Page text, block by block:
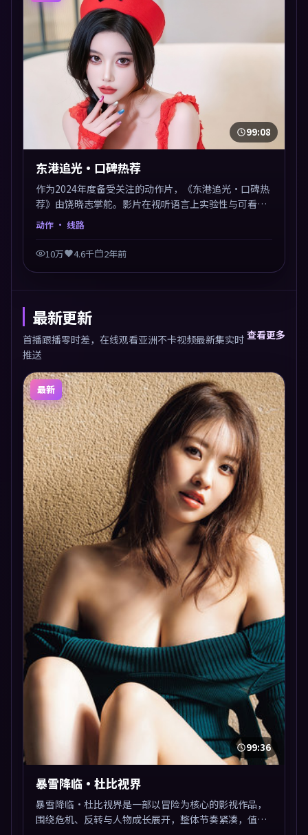
99:08
东港追光·口碑热荐
作为2024年度备受关注的动作片，《东港追光·口碑热
荐》由饶晓志掌舵。影片在视听语言上实验性与可看性
兼顾，人物关系错综复杂，后劲十足。美术与服化还原
年代质感，细节经得起暂停回看。
动作 · 线路
10万 4.6千 2年前
最新更新
首播跟播零时差，在线观看亚洲不卡视频最新集实时
推送
查看更多
最新
99:36
暴雪降临·杜比视界
暴雪降临·杜比视界是一部以冒险为核心的影视作品，
围绕危机、反转与人物成长展开，整体节奏紧凑，值得